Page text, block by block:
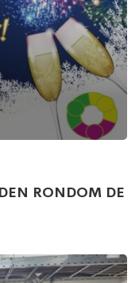
RONDOM DE